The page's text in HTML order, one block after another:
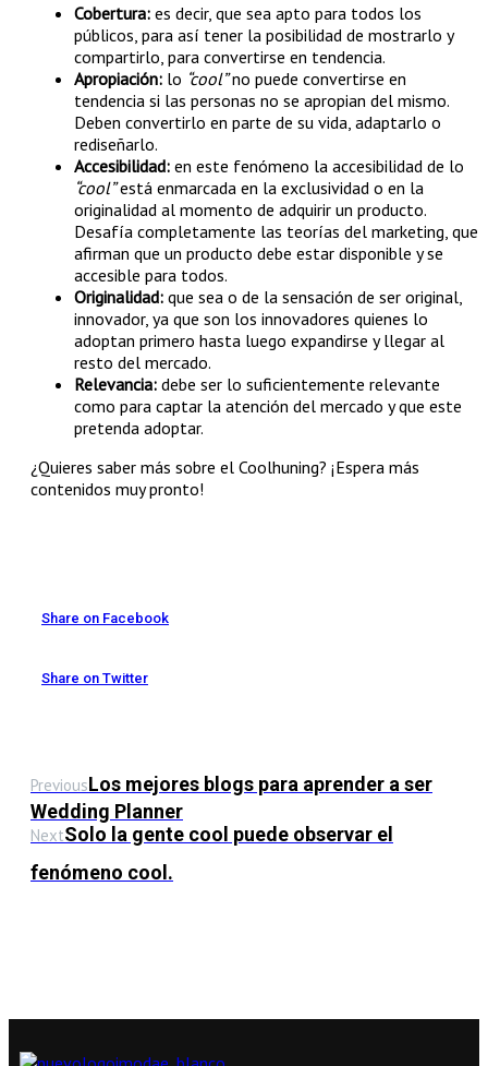
Cobertura: es decir, que sea apto para todos los
públicos, para así tener la posibilidad de mostrarlo y
compartirlo, para convertirse en tendencia.
Apropiación: lo “cool”no puede convertirse en
tendencia si las personas no se apropian del mismo.
Deben convertirlo en parte de su vida, adaptarlo o
rediseñarlo.
Accesibilidad: en este fenómeno la accesibilidad de lo
“cool”está enmarcada en la exclusividad o en la
originalidad al momento de adquirir un producto.
Desafía completamente las teorías del marketing, que
afirman que un producto debe estar disponible y se
accesible para todos.
Originalidad: que sea o de la sensación de ser original,
innovador, ya que son los innovadores quienes lo
adoptan primero hasta luego expandirse y llegar al
resto del mercado.
Relevancia: debe ser lo suficientemente relevante
como para captar la atención del mercado y que este
pretenda adoptar.
¿Quieres saber más sobre el Coolhuning? ¡Espera más
contenidos muy pronto!
Share on Facebook
Share on Twitter
PreviousLos mejores blogs para aprender a ser
Wedding Planner
NextSolo la gente cool puede observar el
fenómeno cool.